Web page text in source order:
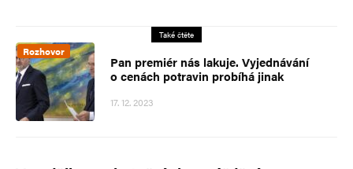
Také čtěte
Rozhovor
Pan premiér nás lakuje. Vyjednávání
o cenách potravin probíhá jinak
17. 12. 2023